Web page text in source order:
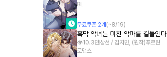
BL
무료쿠폰 2개 (~8/19)
흑막 악녀는 미친 악마를 길들인다
10.3만상선 / 김지민, (원작)푸르린
로맨스